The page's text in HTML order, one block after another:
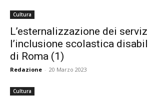
Cultura
L’esternalizzazione dei
l’inclusione scolastica
di Roma (1)
Redazione - 20 Marzo 2023
Cultura